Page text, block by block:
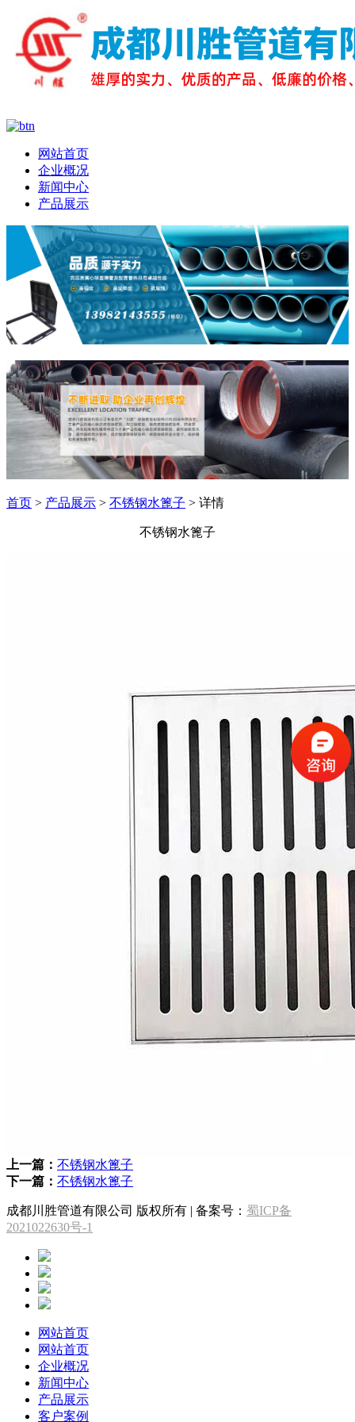
网站首页
企业概况
新闻中心
产品展示
首页 > 产品展示 > 不锈钢水篦子 > 详情
不锈钢水篦子
上一篇： 不锈钢水篦子
下一篇： 不锈钢水篦子
成都川胜管道有限公司 版权所有 | 备案号： 蜀ICP备
2021022630号-1
网站首页
网站首页
企业概况
新闻中心
产品展示
客户案例